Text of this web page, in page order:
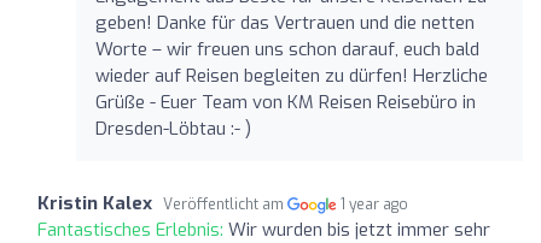
geben! Danke für das Vertrauen und die netten
Worte – wir freuen uns schon darauf, euch bald
wieder auf Reisen begleiten zu dürfen! Herzliche
Grüße - Euer Team von KM Reisen Reisebüro in
Dresden-Löbtau :- )
Kristin Kalex Veröffentlicht am 1 year ago
Fantastisches Erlebnis: Wir wurden bis jetzt immer sehr